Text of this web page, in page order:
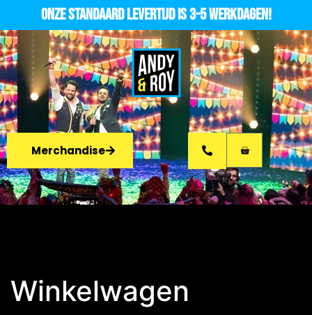
Onze standaard levertijd is 3-5 werkdagen!
Merchandise
Winkelwagen